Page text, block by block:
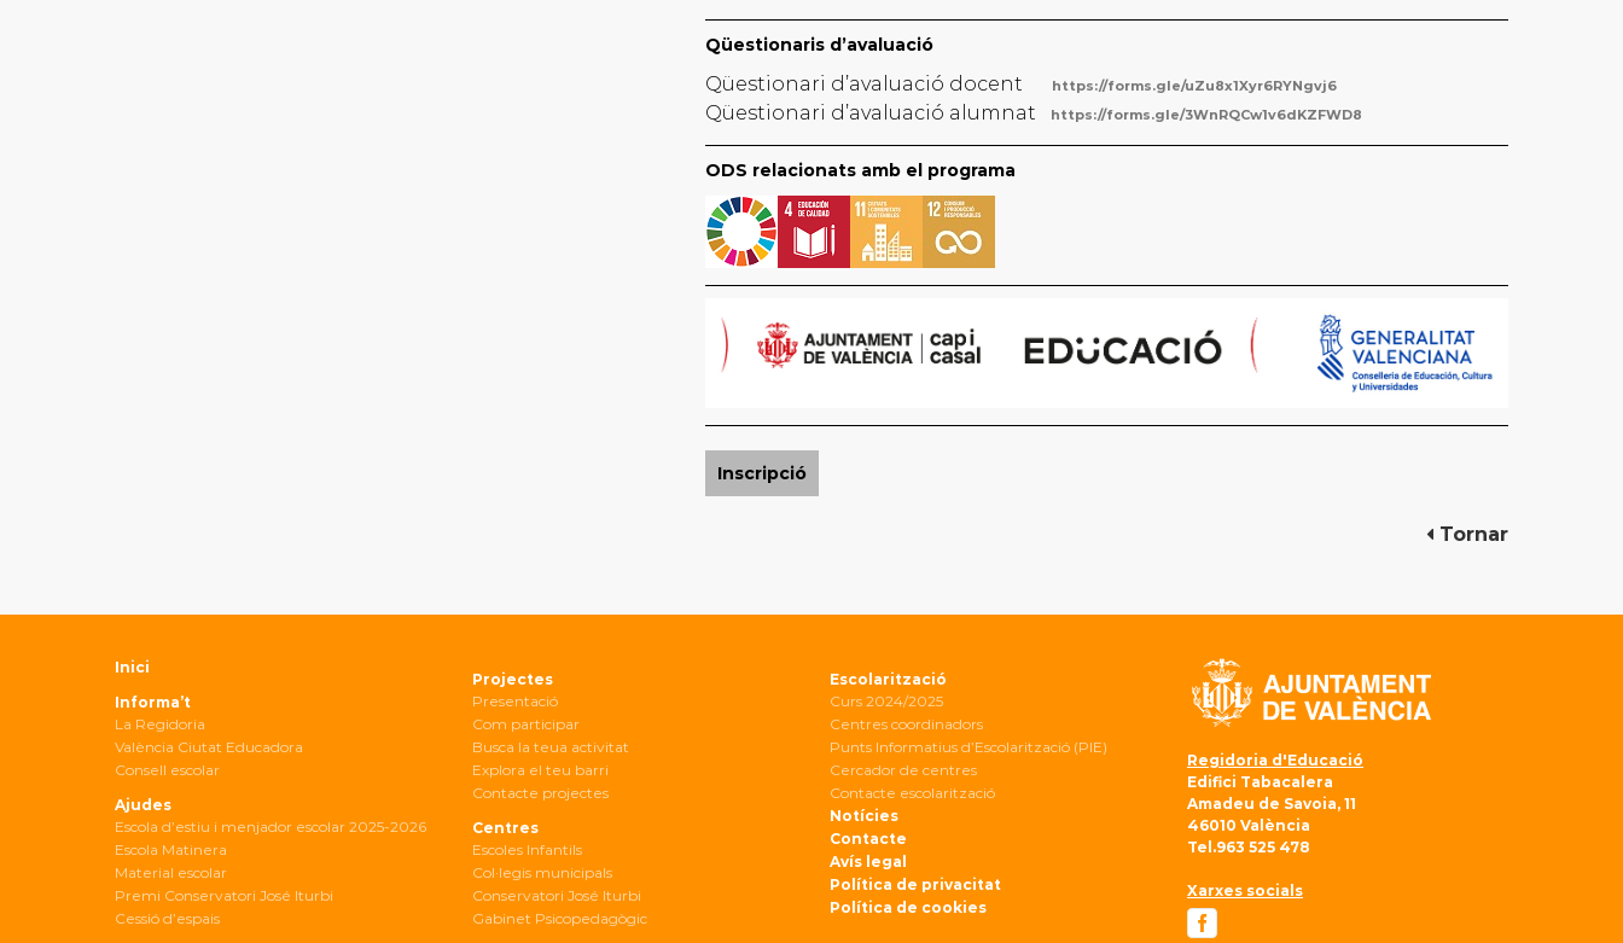
Qüestionaris d’avaluació
Qüestionari d’avaluació docent https://forms.gle/uZu8x1Xyr6RYNgvj6
Qüestionari d’avaluació alumnat https://forms.gle/3WnRQCw1v6dKZFWD8
ODS relacionats amb el programa
Inscripció
Tornar
Inici
Informa’t
La Regidoria
València Ciutat Educadora
Consell escolar
Ajudes
Escola d’estiu i menjador escolar 2025-2026
Escola Matinera
Material escolar
Premi Conservatori José Iturbi
Cessió d’espais
Projectes
Presentació
Com participar
Busca la teua activitat
Explora el teu barri
Contacte projectes
Centres
Escoles Infantils
Col·legis municipals
Conservatori José Iturbi
Gabinet Psicopedagògic
Escolarització
Curs 2024/2025
Centres coordinadors
Punts Informatius d’Escolarització (PIE)
Cercador de centres
Contacte escolarització
Notícies
Contacte
Avís legal
Política de privacitat
Política de cookies
Regidoria d'Educació
Edifici Tabacalera
Amadeu de Savoia, 11
46010 València
Tel.963 525 478
Xarxes socials